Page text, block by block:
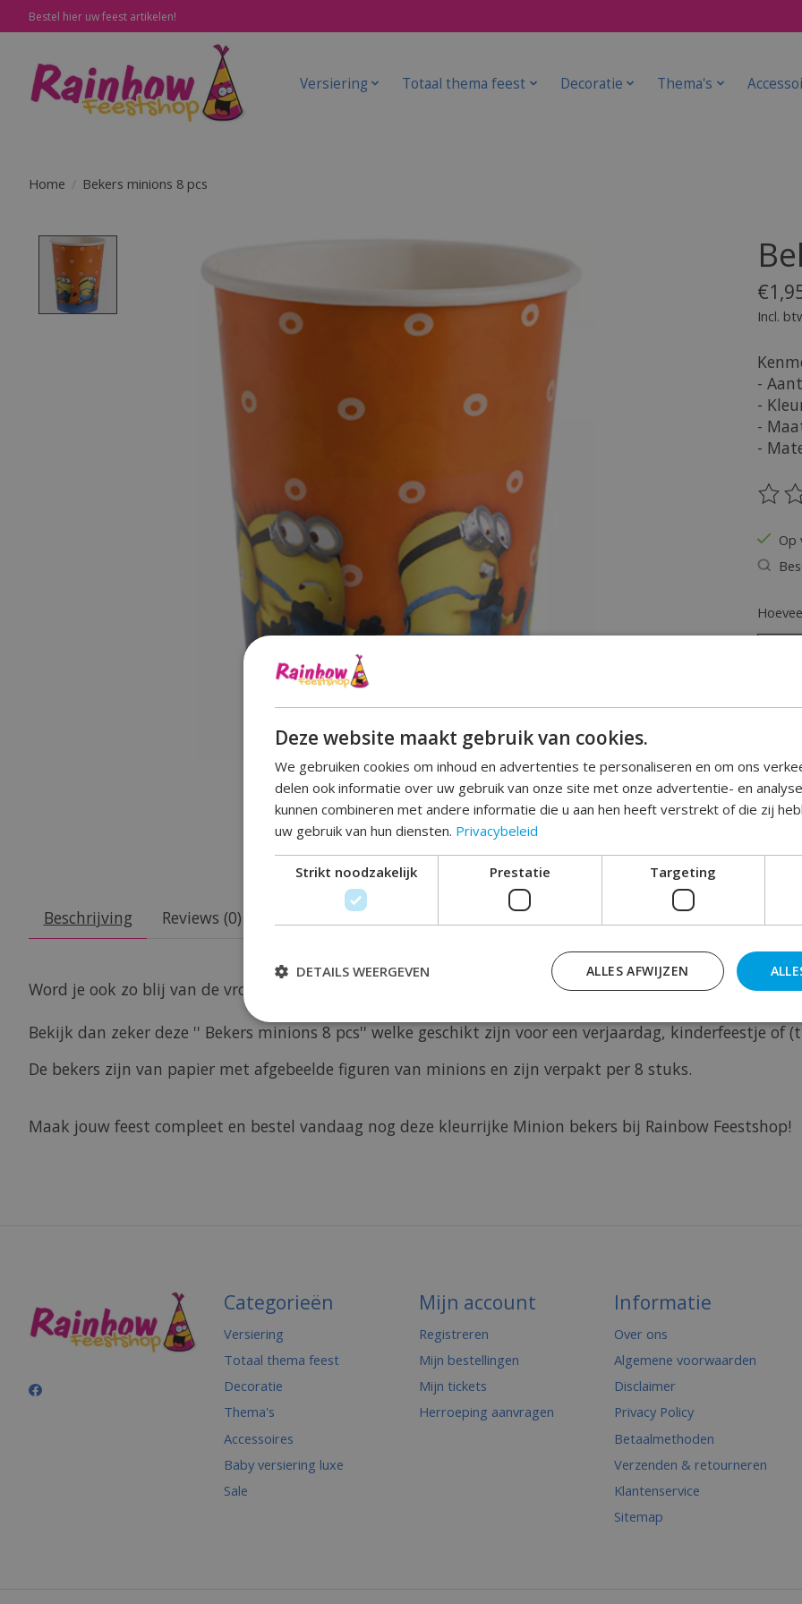
Bestel hier uw feest artikelen!
Versiering Totaal thema feest Decoratie Thema's
Home / Bekers minions 8 pcs
Incl.
-
-
-
-
De
Op
Beschrijving Reviews (0)
Word je ook zo blij van de vrolijke minions vrienden ?
Bekijk dan zeker deze '' Bekers minions 8 pcs'' welke geschikt zijn voor een verjaardag, kinderfeestje of
De bekers zijn van papier met afgebeelde figuren van minions en zijn verpakt per 8 stuks.
Maak jouw feest compleet en bestel vandaag nog deze kleurrijke Minion bekers bij Rainbow Feestshop!
Categorieën
Versiering
Totaal thema feest
Decoratie
Thema's
Accessoires
Baby versiering luxe
Sale
Mijn account
Registreren
Mijn bestellingen
Mijn tickets
Herroeping aanvragen
Informatie
Over ons
Algemene voorwaarden
Disclaimer
Privacy Policy
Betaalmethoden
Verzenden & retourneren
Klantenservice
Sitemap
Deze website maakt gebruik van cookies.
We gebruiken cookies om inhoud en advertenties te personaliseren en om ons
delen ook informatie over uw gebruik van onze site met onze advertentie- en
kunnen combineren met andere informatie die u aan hen heeft verstrekt of die zij
uw gebruik van hun diensten. Privacybeleid
Strikt noodzakelijk Prestatie Targeting
ALLES AFWIJZEN
DETAILS WEERGEVEN